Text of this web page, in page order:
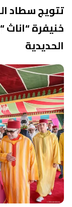
تتويج سطاد
خنيفرة
الحديدية